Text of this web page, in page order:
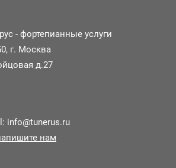
- фортепианные услуги
, г. Москва
д.27
info@tunerus.ru
нам